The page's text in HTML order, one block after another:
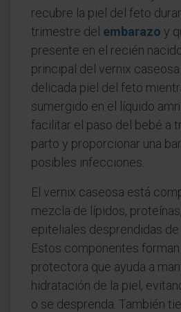
recubre la piel del feto
trimestre del embarazo y
presente en el recién
principal del vernix
delicada piel del feto
sumergido en el líquido
facilitar el paso del bebé a
parto y proporcionar una
posibles infecciones.
El vernix caseosa está
mezcla de lípidos,
epiteliales desprendidas de
Estos componentes forman
protectora que ayuda a
hidratación de la piel,
o se desprenda. También